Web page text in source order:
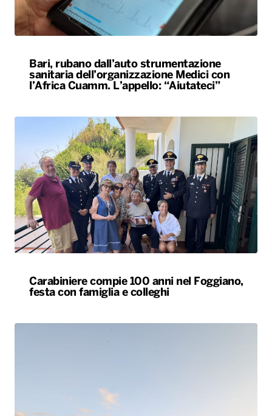
Bari, rubano dall’auto strumentazione
sanitaria dell’organizzazione Medici con
l’Africa Cuamm. L’appello: “Aiutateci”
Carabiniere compie 100 anni nel Foggiano,
festa con famiglia e colleghi